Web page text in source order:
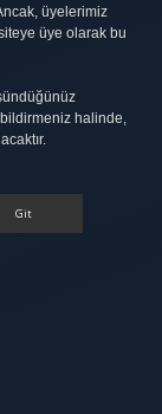
üyelerimiz
üye olarak bu
halinde,